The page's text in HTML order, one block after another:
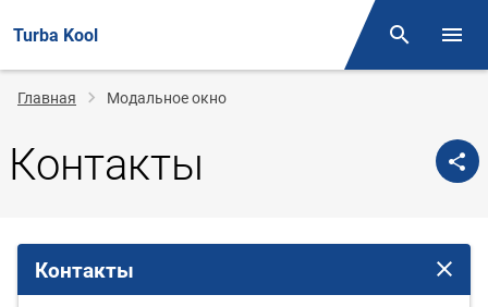
Turba Kool Поиск
Строка
навигации
Главная Модальное окно
Контакты
Контакты